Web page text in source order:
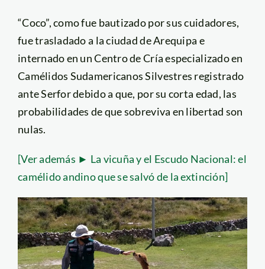
“Coco”, como fue bautizado por sus cuidadores,
fue trasladado a la ciudad de Arequipa e
internado en un Centro de Cría especializado en
Camélidos Sudamericanos Silvestres registrado
ante Serfor debido a que, por su corta edad, las
probabilidades de que sobreviva en libertad son
nulas.
[Ver además ► La vicuña y el Escudo Nacional: el
camélido andino que se salvó de la extinción]